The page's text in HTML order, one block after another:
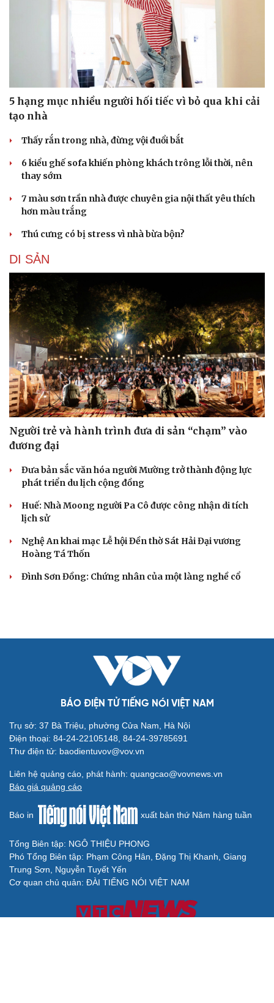
Cải chính
5 hạng mục nhiều người hối tiếc vì bỏ qua khi cải
tạo nhà
Thấy rắn trong nhà, đừng vội đuổi bắt
6 kiểu ghế sofa khiến phòng khách trông lỗi thời, nên
thay sớm
7 màu sơn trần nhà được chuyên gia nội thất yêu thích
hơn màu trắng
Thú cưng có bị stress vì nhà bừa bộn?
DI SẢN
Người trẻ và hành trình đưa di sản “chạm” vào
đương đại
Đưa bản sắc văn hóa người Mường trở thành động lực
phát triển du lịch cộng đồng
Huế: Nhà Moong người Pa Cô được công nhận di tích
lịch sử
Nghệ An khai mạc Lễ hội Đền thờ Sát Hải Đại vương
Hoàng Tá Thốn
Đình Sơn Đồng: Chứng nhân của một làng nghề cổ
BÁO ĐIỆN TỬ TIẾNG NÓI VIỆT NAM
Trụ sở: 37 Bà Triệu, phường Cửa Nam, Hà Nội
Điện thoại: 84-24-22105148, 84-24-39785691
Thư điện tử: baodientuvov@vov.vn
Liên hệ quảng cáo, phát hành: quangcao@vovnews.vn
Báo giá quảng cáo
Báo in xuất bản thứ Năm hàng tuần
Tổng Biên tập: NGÔ THIỆU PHONG
Phó Tổng Biên tập: Phạm Công Hân, Đặng Thị Khanh, Giang
Trung Sơn, Nguyễn Tuyết Yến
Cơ quan chủ quản: ĐÀI TIẾNG NÓI VIỆT NAM